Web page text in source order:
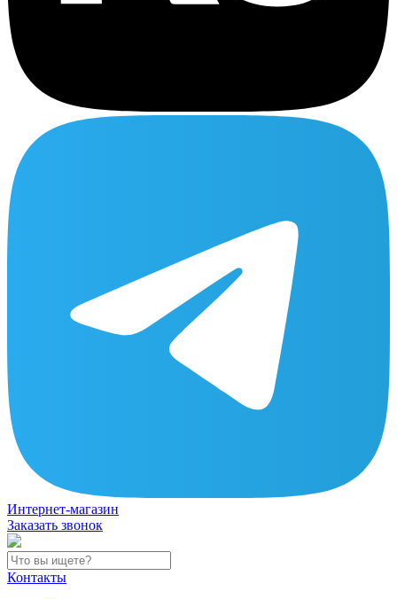
Интернет-магазин
Заказать звонок
Контакты